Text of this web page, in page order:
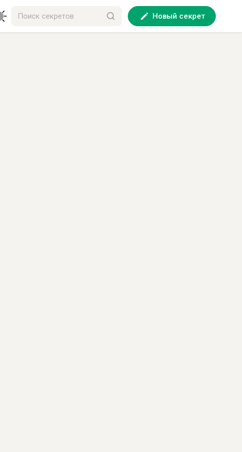
Новый секрет